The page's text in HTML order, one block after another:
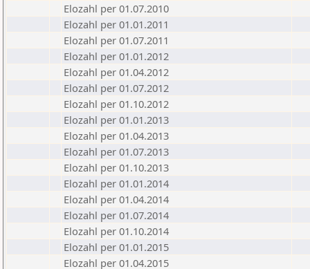
Elozahl per 01.07.2010
Elozahl per 01.01.2011
Elozahl per 01.07.2011
Elozahl per 01.01.2012
Elozahl per 01.04.2012
Elozahl per 01.07.2012
Elozahl per 01.10.2012
Elozahl per 01.01.2013
Elozahl per 01.04.2013
Elozahl per 01.07.2013
Elozahl per 01.10.2013
Elozahl per 01.01.2014
Elozahl per 01.04.2014
Elozahl per 01.07.2014
Elozahl per 01.10.2014
Elozahl per 01.01.2015
Elozahl per 01.04.2015